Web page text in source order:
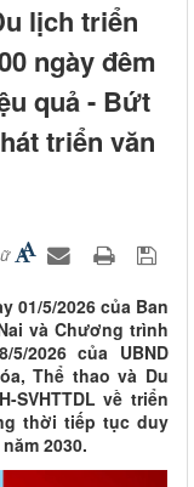
lịch triển
ngày đêm
quả - Bứt
triển văn
01/5/2026 của Ban
và Chương trình
5/2026 của UBND
Thể thao và Du
SVHTTDL về triển
thời tiếp tục duy
2030.